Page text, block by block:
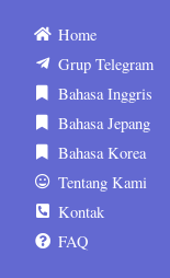
Home
Grup Telegram
Bahasa Inggris
Bahasa Jepang
Bahasa Korea
Tentang Kami
Kontak
FAQ